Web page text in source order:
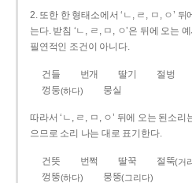
2. 또한 한 형태소에서 ‘ㄴ, ㄹ, ㅁ, ㅇ’
는다. 받침 ‘ㄴ, ㄹ, ㅁ, ㅇ’은 뒤에 오는
필연적인 조건이 아니다.
건들 번개 딸기 절벙
껑둥(하다) 뭉실
따라서 ‘ㄴ, ㄹ, ㅁ, ㅇ’ 뒤에 오는 된소
으므로 소리 나는 대로 표기한다.
건뜻 번쩍 딸꾹 절뚝(거
껑뚱(하다) 뭉뚱(그리다)